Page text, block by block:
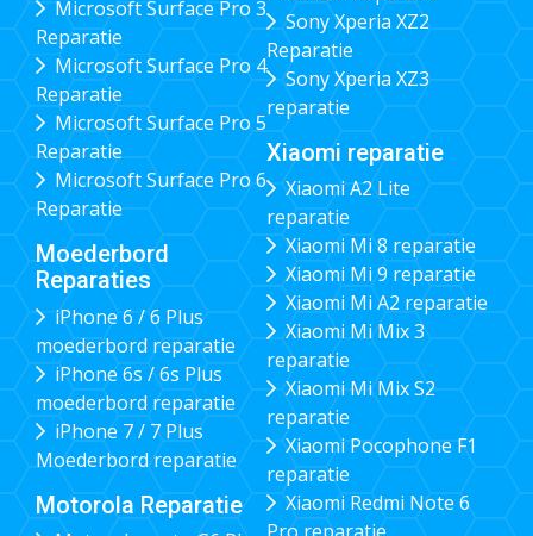
Microsoft Surface Pro 3
Reparatie
Microsoft Surface Pro 4
Reparatie
Microsoft Surface Pro 5
Reparatie
Microsoft Surface Pro 6
Reparatie
Moederbord
Reparaties
iPhone 6 / 6 Plus
moederbord reparatie
iPhone 6s / 6s Plus
moederbord reparatie
iPhone 7 / 7 Plus
Moederbord reparatie
Motorola Reparatie
Sony Xperia XZ2
Reparatie
Sony Xperia XZ3
reparatie
Xiaomi reparatie
Xiaomi A2 Lite
reparatie
Xiaomi Mi 8 reparatie
Xiaomi Mi 9 reparatie
Xiaomi Mi A2 reparatie
Xiaomi Mi Mix 3
reparatie
Xiaomi Mi Mix S2
reparatie
Xiaomi Pocophone F1
reparatie
Xiaomi Redmi Note 6